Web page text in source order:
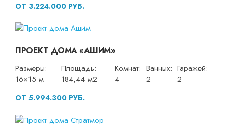
ОТ 3.224.000 РУБ.
ПРОЕКТ ДОМА «АШИМ»
Размеры:
16×15 м
Площадь:
184,44 м2
Комнат:
4
Ванных:
2
Гаражей:
2
ОТ 5.994.300 РУБ.